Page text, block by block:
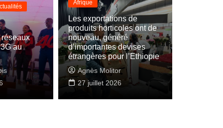
Actualités International
et l’UNESCO vont renforcer leurs aires
5 août 2026
au
Afrique
Les exportations de
produits horticoles ont de
nouveau, généré
d’importantes devises
étrangères pour l’Ethiopie
Agnès Molitor
27 juillet 2026